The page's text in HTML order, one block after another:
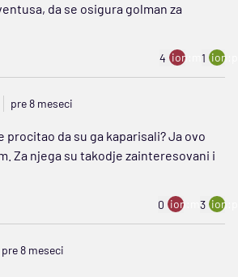
da se osigura golman za
4 ion:minus
1
pre 8 meseci
procitao da su ga kaparisali? Ja ovo
Za njega su takodje zainteresovani i
0 ion:minus
3
pre 8 meseci